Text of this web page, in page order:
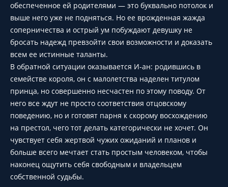
обеспеченное ей родителями — это буквально потолок и
выше него уже не подняться. Но ее врожденная жажда
соперничества и острый ум побуждают девушку не
бросать надежд превзойти свои возможности и доказать
всем ее истинные таланты.
В обратной ситуации оказывается И-ан: родившись в
семействе короля, он с малолетства наделен титулом
принца, но совершенно несчастен по этому поводу. От
него все ждут не просто соответствия отцовскому
поведению, но и готовят парня к скорому восхождению
на престол, чего тот делать категорически не хочет. Он
чувствует себя жертвой чужих ожиданий и планов и
больше всего мечтает стать простым человеком, чтобы
наконец ощутить себя свободным и владельцем
собственной судьбы.